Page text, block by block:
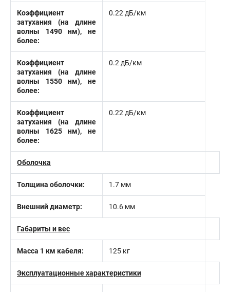
Коэффициент
затухания (на длине
волны 1490 нм), не
более:
0.22 дБ/км
Коэффициент
затухания (на длине
волны 1550 нм), не
более:
0.2 дБ/км
Коэффициент
затухания (на длине
волны 1625 нм), не
более:
0.22 дБ/км
Оболочка
Толщина оболочки: 1.7 мм
Внешний диаметр: 10.6 мм
Габариты и вес
Масса 1 км кабеля: 125 кг
Эксплуатационные характеристики